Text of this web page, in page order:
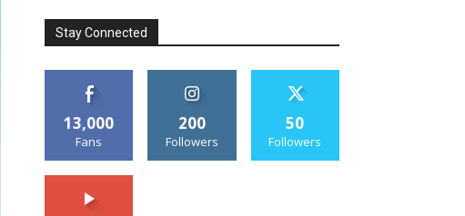
Stay Connected
13,000
Fans
200
Followers
50
Followers